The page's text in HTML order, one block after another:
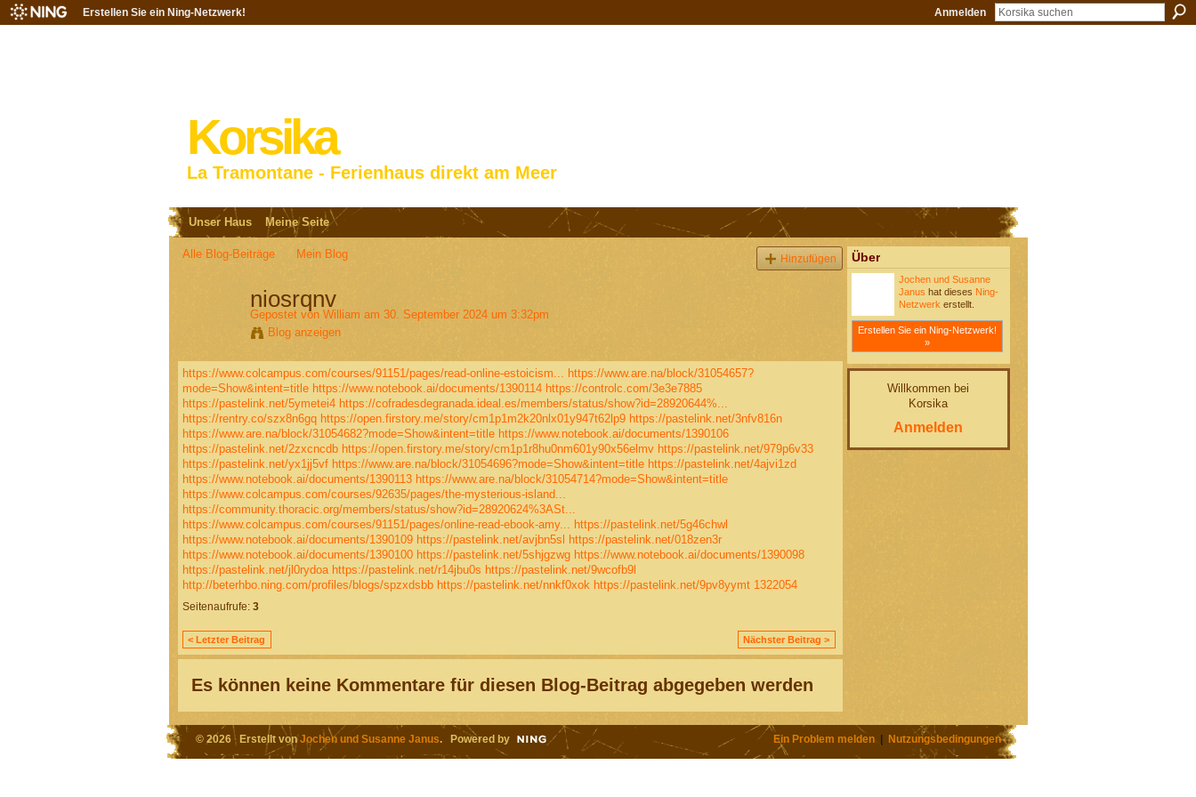
Erstellen Sie ein Ning-Netzwerk! Anmelden
Korsika
La Tramontane - Ferienhaus direkt am Meer
Unser Haus Meine Seite
Alle Blog-Beiträge Mein Blog Hinzufügen
niosrqnv
Gepostet von William am 30. September 2024 um 3:32pm
Blog anzeigen
https://www.colcampus.com/courses/91151/pages/read-online-estoicism...
https://www.are.na/block/31054657?
mode=Show&intent=title https://www.notebook.ai/documents/1390114 https://controlc.com/3e3e7885
https://pastelink.net/5ymetei4 https://cofradesdegranada.ideal.es/members/status/show?id=28920644%...
https://rentry.co/szx8n6gq https://open.firstory.me/story/cm1p1m2k20nlx01y947t62lp9 https://pastelink.net/3nfv816n
https://www.are.na/block/31054682?mode=Show&intent=title https://www.notebook.ai/documents/1390106
https://pastelink.net/2zxcncdb https://open.firstory.me/story/cm1p1r8hu0nm601y90x56elmv https://pastelink.net/979p6v33
https://pastelink.net/yx1jj5vf https://www.are.na/block/31054696?mode=Show&intent=title https://pastelink.net/4ajvi1zd
https://www.notebook.ai/documents/1390113 https://www.are.na/block/31054714?mode=Show&intent=title
https://www.colcampus.com/courses/92635/pages/the-mysterious-island...
https://community.thoracic.org/members/status/show?id=28920624%3ASt...
https://www.colcampus.com/courses/91151/pages/online-read-ebook-amy...
https://pastelink.net/5g46chwl
https://www.notebook.ai/documents/1390109 https://pastelink.net/avjbn5sl
https://pastelink.net/018zen3r
https://www.notebook.ai/documents/1390100 https://pastelink.net/5shjgzwg https://www.notebook.ai/documents/1390098
https://pastelink.net/jl0rydoa https://pastelink.net/r14jbu0s https://pastelink.net/9wcofb9l
http://beterhbo.ning.com/profiles/blogs/spzxdsbb https://pastelink.net/nnkf0xok https://pastelink.net/9pv8yymt 1322054
Seitenaufrufe: 3
< Letzter Beitrag Nächster Beitrag >
Es können keine Kommentare für diesen Blog-Beitrag abgegeben werden
Über
Jochen und Susanne
Janus hat dieses Ning-
Netzwerk erstellt.
Erstellen Sie ein Ning-Netzwerk!
»
Willkommen bei
Korsika
Anmelden
© 2026 Erstellt vonJochen und Susanne Janus. Powered by Ein Problem melden| Nutzungsbedingungen